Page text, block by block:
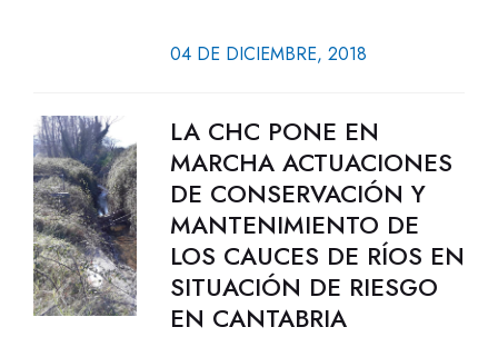
04 DE DICIEMBRE, 2018
LA CHC PONE EN
MARCHA ACTUACIONES
DE CONSERVACIÓN Y
MANTENIMIENTO DE
LOS CAUCES DE RÍOS EN
SITUACIÓN DE RIESGO
EN CANTABRIA